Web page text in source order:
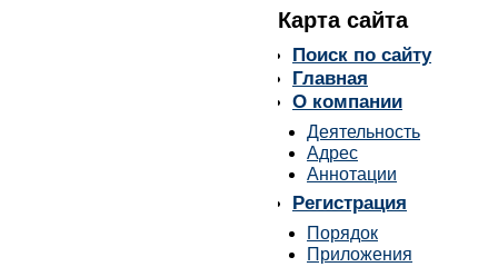
Карта сайта
Поиск по сайту
Главная
О компании
Деятельность
Адрес
Аннотации
Регистрация
Порядок
Приложения